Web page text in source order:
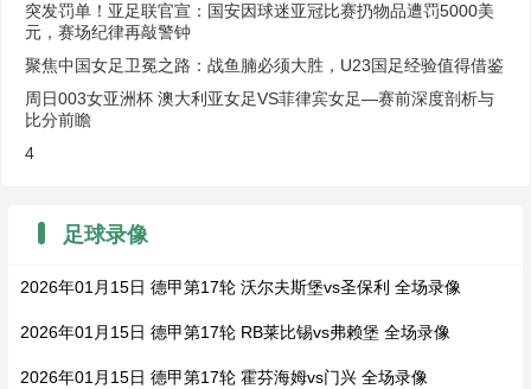
突发罚单！亚足联官宣：国安因球迷亚冠比赛扔物品遭罚5000美
元，赛场纪律再敲警钟
聚焦中国女足卫冕之路：战鱼腩必须大胜，U23国足经验值得借鉴
周日003女亚洲杯 澳大利亚女足VS菲律宾女足—赛前深度剖析与
比分前瞻
4
足球录像
2026年01月15日 德甲第17轮 沃尔夫斯堡vs圣保利 全场录像
2026年01月15日 德甲第17轮 RB莱比锡vs弗赖堡 全场录像
2026年01月15日 德甲第17轮 霍芬海姆vs门兴 全场录像